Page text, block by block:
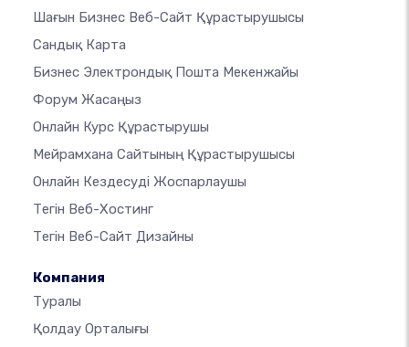
Шағын Бизнес Веб-Сайт Құрастырушысы
Сандық Карта
Бизнес Электрондық Пошта Мекенжайы
Форум Жасаңыз
Онлайн Курс Құрастырушы
Мейрамхана Сайтының Құрастырушысы
Онлайн Кездесуді Жоспарлаушы
Тегін Веб-Хостинг
Тегін Веб-Сайт Дизайны
Компания
Туралы
Қолдау Орталығы